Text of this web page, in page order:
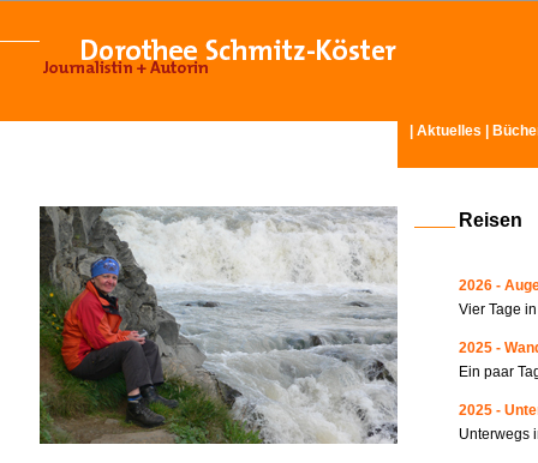
Aktuelles
Reisen
2026 -
Vier Tage
2025 -
Ein paar
2025 -
Unterwegs